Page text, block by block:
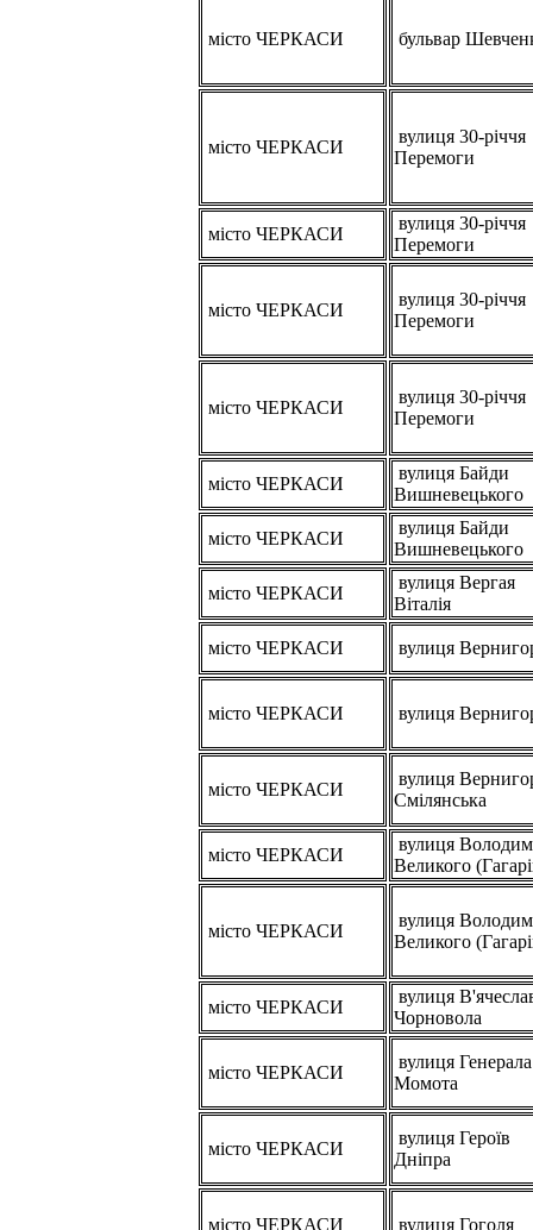
місто ЧЕРКАСИ бульвар
місто ЧЕРКАСИ
вулиця 30-річчя
Перемоги
місто ЧЕРКАСИ
вулиця 30-річчя
Перемоги
місто ЧЕРКАСИ
вулиця 30-річчя
Перемоги
місто ЧЕРКАСИ
вулиця 30-річчя
Перемоги
місто ЧЕРКАСИ
вулиця Байди
Вишневецького
місто ЧЕРКАСИ
вулиця Байди
Вишневецького
місто ЧЕРКАСИ
вулиця Вергая
Віталія
місто ЧЕРКАСИ вулиця
місто ЧЕРКАСИ вулиця
місто ЧЕРКАСИ
вулиця
Смілянська
місто ЧЕРКАСИ
вулиця
Великого
місто ЧЕРКАСИ
вулиця
Великого
місто ЧЕРКАСИ
вулиця
Чорновола
місто ЧЕРКАСИ
вулиця Генерала
Момота
місто ЧЕРКАСИ
вулиця Героїв
Дніпра
місто ЧЕРКАСИ вулиця Гоголя